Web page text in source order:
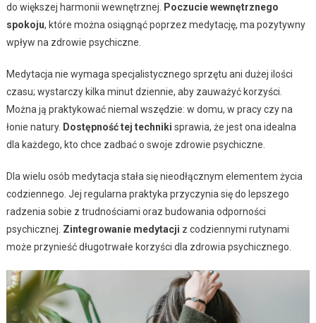
do większej harmonii wewnętrznej.
Poczucie wewnętrznego
spokoju, które można osiągnąć poprzez medytację, ma pozytywny
wpływ na zdrowie psychiczne.
Medytacja nie wymaga specjalistycznego sprzętu ani dużej ilości
czasu; wystarczy kilka minut dziennie, aby zauważyć korzyści.
Można ją praktykować niemal wszędzie: w domu, w pracy czy na
łonie natury. Dostępność tej techniki sprawia, że jest ona idealna
dla każdego, kto chce zadbać o swoje zdrowie psychiczne.
Dla wielu osób medytacja stała się nieodłącznym elementem życia
codziennego. Jej regularna praktyka przyczynia się do lepszego
radzenia sobie z trudnościami oraz budowania odporności
psychicznej. Zintegrowanie medytacji z codziennymi rutynami
może przynieść długotrwałe korzyści dla zdrowia psychicznego.